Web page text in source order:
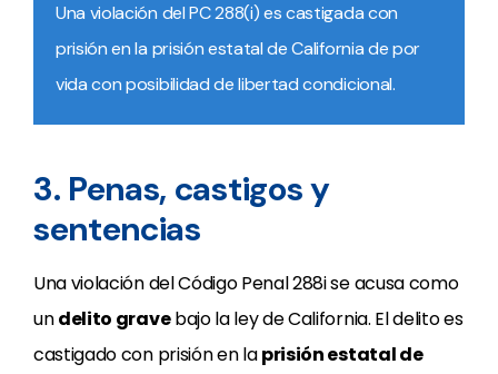
Una violación del PC 288(i) es castigada con
prisión en la prisión estatal de California de por
vida con posibilidad de libertad condicional.
3. Penas, castigos y
sentencias
Una violación del Código Penal 288i se acusa como
undelito gravebajo la ley de California. El delito es
castigado con prisión en laprisión estatal de